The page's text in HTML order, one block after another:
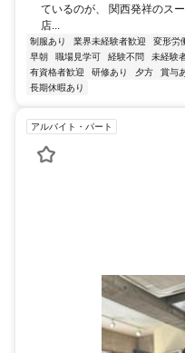
ているのが、 関西発祥のス
店...
制服あり 業界未経験者歓迎 変形労
早朝
職場見学可 経験不問 未経験
有資格者歓迎
研修あり 夕方 賞与
長期休暇あり
アルバイト・パート